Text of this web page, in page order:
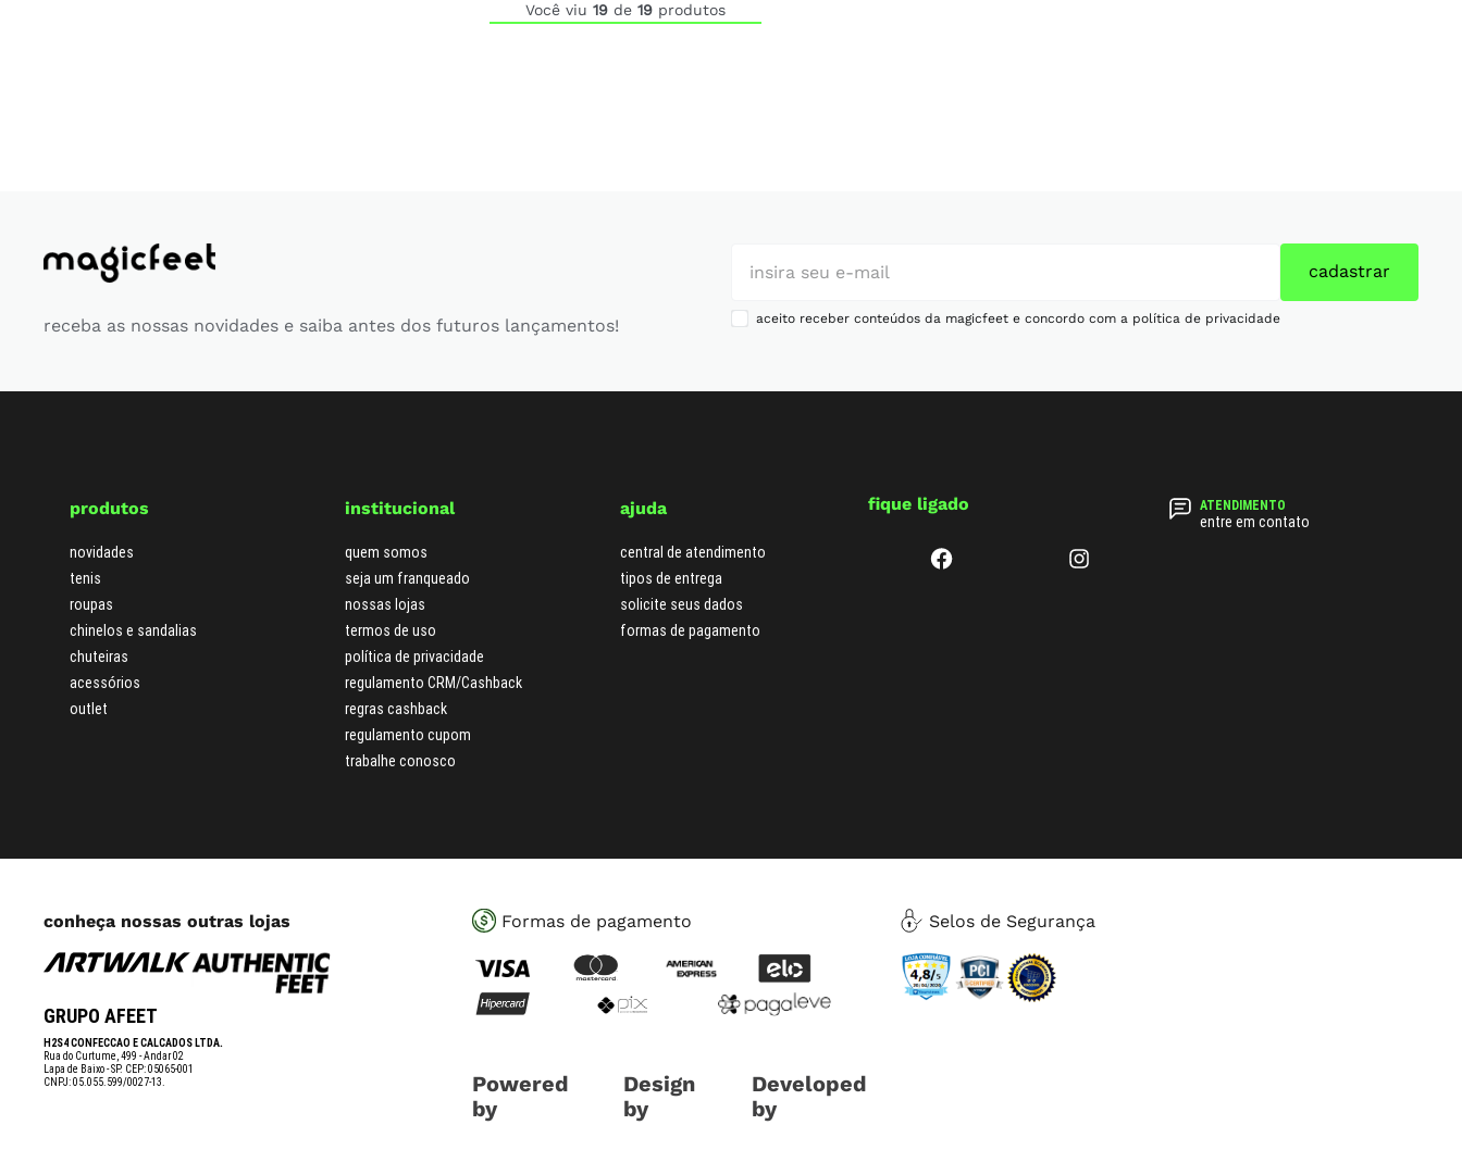
Você viu 19de 19produtos
receba as nossas novidades e saiba antes dos futuros lançamentos!
cadastrar
aceito receber conteúdos da magicfeet e concordo com a política de privacidade
produtos
novidades
tenis
roupas
chinelos e sandalias
chuteiras
acessórios
outlet
institucional
quem somos
seja um franqueado
nossas lojas
termos de uso
política de privacidade
regulamento CRM/Cashback
regras cashback
regulamento cupom
trabalhe conosco
ajuda
central de atendimento
tipos de entrega
solicite seus dados
formas de pagamento
fique ligado
entre em contato
conheça nossas outras lojas
GRUPO AFEET
H2S4 CONFECCAO E CALCADOS LTDA.
Rua do Curtume, 499 - Andar 02
Lapa de Baixo - SP. CEP: 05065-001
CNPJ: 05.055.599/0027-13.
Formas de pagamento
Powered
by
Design
by
Developed
by
Selos de Segurança